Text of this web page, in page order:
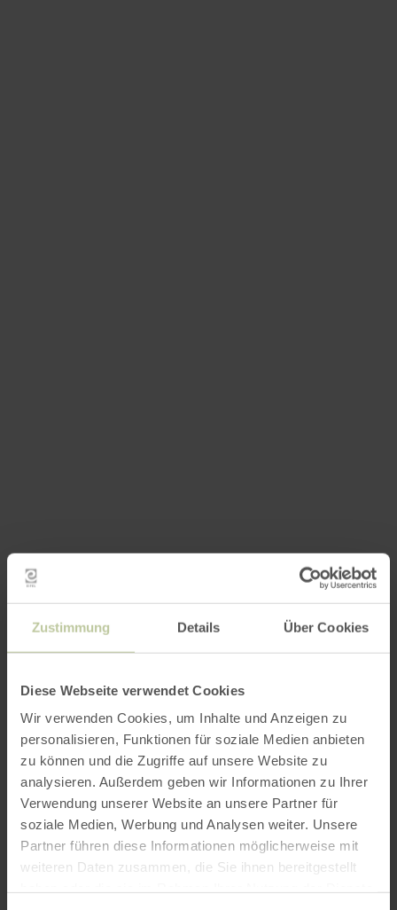
Zustimmung Details Über Cookies
Diese Webseite verwendet Cookies
Wir verwenden Cookies, um Inhalte und Anzeigen zu
personalisieren, Funktionen für soziale Medien anbieten
zu können und die Zugriffe auf unsere Website zu
analysieren. Außerdem geben wir Informationen zu Ihrer
Verwendung unserer Website an unsere Partner für
soziale Medien, Werbung und Analysen weiter. Unsere
Partner führen diese Informationen möglicherweise mit
weiteren Daten zusammen, die Sie ihnen bereitgestellt
Impressionen